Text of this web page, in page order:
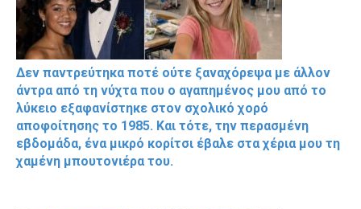
Δεν παντρεύτηκα ποτέ ούτε ξαναχόρεψα με άλλον
άντρα από τη νύχτα που ο αγαπημένος μου από το
λύκειο εξαφανίστηκε στον σχολικό χορό
αποφοίτησης το 1985. Και τότε, την περασμένη
εβδομάδα, ένα μικρό κορίτσι έβαλε στα χέρια μου τη
χαμένη μπουτονιέρα του.